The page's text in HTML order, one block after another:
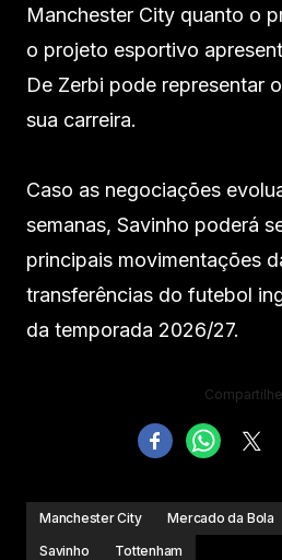
Manchester City quanto o
o projeto esportivo
De Zerbi pode representar
sua carreira.
Caso as negociações
semanas, Savinho poderá
principais movimentações
transferências do futebol
da temporada 2026/27.
Manchester City Mercado da Bola
Savinho
Tottenham